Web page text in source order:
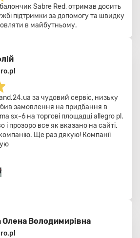
Sabre Red, отримав досить
підтримки за допомогу та швидку
в майбутньому.
за чудовий сервіс, низьку
замовлення на придбання в
sx-6 на торгові площадці allegro pl.
і прозоро все як вказано на сайті.
Ще раз дякую! Компанії
Володимирівна